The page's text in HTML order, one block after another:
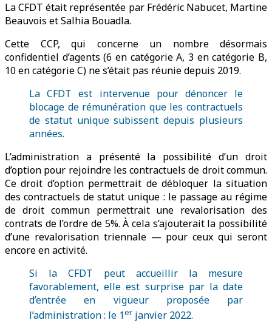
La CFDT était représentée par Frédéric Nabucet, Martine
Beauvois et Salhia Bouadla.
Cette CCP, qui concerne un nombre désormais
confidentiel d’agents (6 en catégorie A, 3 en catégorie B,
10 en catégorie C) ne s’était pas réunie depuis 2019.
La CFDT est intervenue pour dénoncer le
blocage de rémunération que les contractuels
de statut unique subissent depuis plusieurs
années.
L’administration a présenté la possibilité d’un droit
d’option pour rejoindre les contractuels de droit commun.
Ce droit d’option permettrait de débloquer la situation
des contractuels de statut unique : le passage au régime
de droit commun permettrait une revalorisation des
contrats de l’ordre de 5%. À cela s’ajouterait la possibilité
d’une revalorisation triennale — pour ceux qui seront
encore en activité.
Si la CFDT peut accueillir la mesure
favorablement, elle est surprise par la date
d’entrée en vigueur proposée par
l’administration : le 1er janvier 2022.